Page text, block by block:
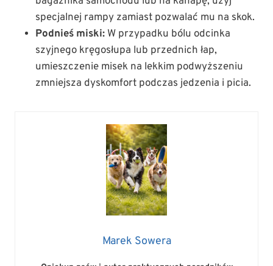
specjalnej rampy zamiast pozwalać mu na skok.
Podnieś miski: W przypadku bólu odcinka
szyjnego kręgosłupa lub przednich łap,
umieszczenie misek na lekkim podwyższeniu
zmniejsza dyskomfort podczas jedzenia i picia.
Marek Sowera